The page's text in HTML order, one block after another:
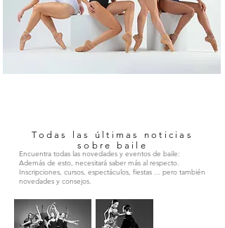
Todas las últimas noticias
sobre baile
Encuentra todas las novedades y eventos de baile:
Además de esto, necesitará saber más al respecto.
Inscripciones, cursos, espectáculos, fiestas ... pero también
novedades y consejos.